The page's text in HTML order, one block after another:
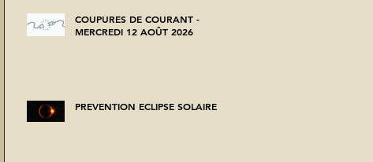
COUPURES DE COURANT -
MERCREDI 12 AOÛT 2026
PREVENTION ECLIPSE SOLAIRE